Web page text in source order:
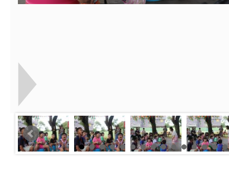
家庭好時光」海報
成果分享會
充實方案：「視」
覺暫留創意應用與實
字稿及LCD託播影（
有關桃園市桃園區新
學辦理115年度區域
充實方案：「怪創劇
「學生申訴及再申訴
關事項
檢送行政院新聞傳播